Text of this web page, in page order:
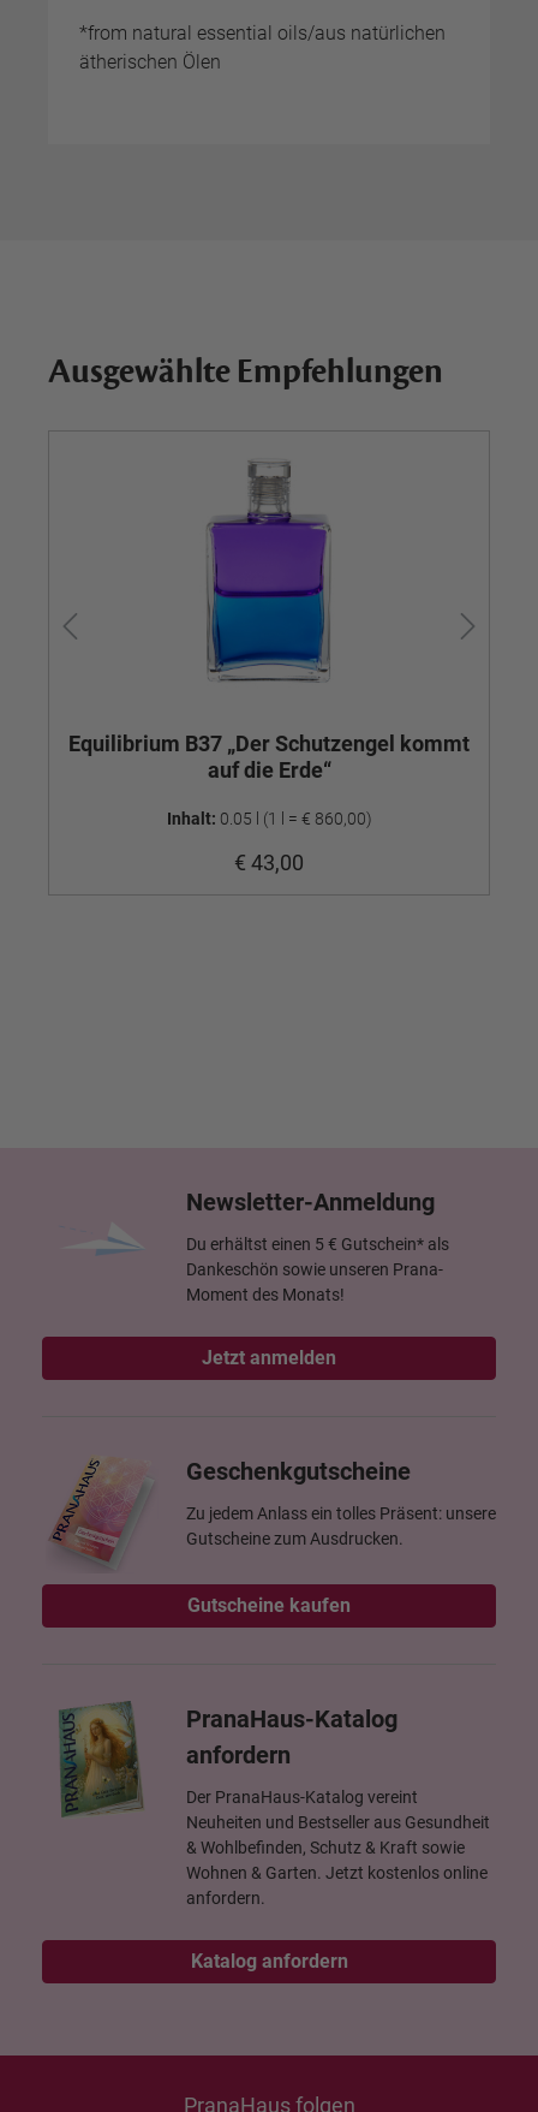
*from natural essential oils/aus natürlichen
ätherischen Ölen
Ausgewählte Empfehlungen
Equilibrium B37 „Der Schutzengel kommt
auf die Erde“
Inhalt: 0.05 l (1 l = € 860,00)
€ 43,00
Newsletter-Anmeldung
Du erhältst einen 5 € Gutschein* als
Dankeschön sowie unseren Prana-
Moment des Monats!
Jetzt anmelden
Geschenkgutscheine
Zu jedem Anlass ein tolles Präsent: unsere
Gutscheine zum Ausdrucken.
Gutscheine kaufen
PranaHaus-Katalog
anfordern
Der PranaHaus-Katalog vereint
Neuheiten und Bestseller aus Gesundheit
& Wohlbefinden, Schutz & Kraft sowie
Wohnen & Garten. Jetzt kostenlos online
anfordern.
Katalog anfordern
PranaHaus folgen